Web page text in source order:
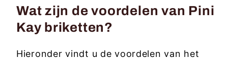
Wat zijn de voordelen van Pini
Kay briketten?
Hieronder vindt u de voordelen van het